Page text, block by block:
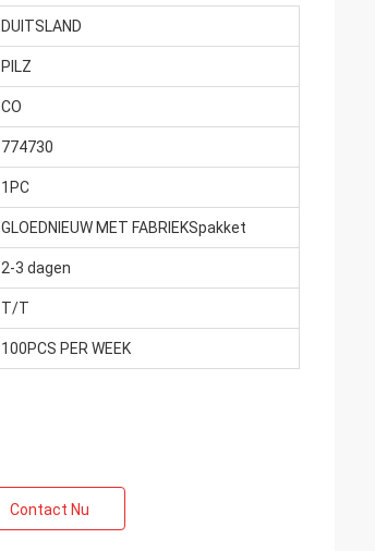
DUITSLAND
PILZ
CO
774730
1PC
GLOEDNIEUW MET FABRIEKSpakket
2-3 dagen
T/T
100PCS PER WEEK
Contact Nu